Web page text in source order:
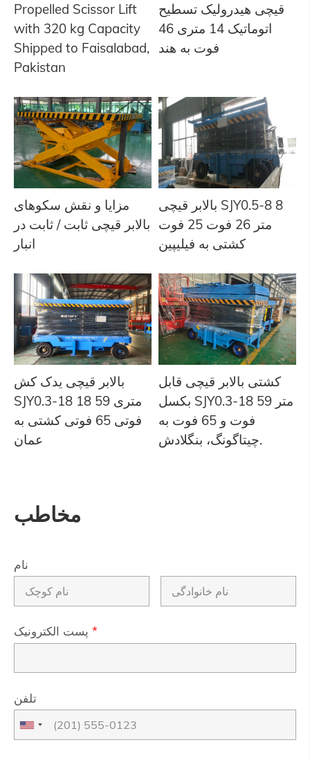
Propelled Scissor Lift
with 320 kg Capacity
Shipped to Faisalabad,
Pakistan
قیچی هیدرولیک تسطیح
اتوماتیک 14 متری 46
فوت به هند
مزایا و نقش سکوهای
بالابر قیچی ثابت / ثابت در
انبار
بالابر قیچی SJY0.5-8 8
متر 26 فوت 25 فوت
کشتی به فیلیپین
بالابر قیچی یدک کش
SJY0.3-18 18 متری 59
فوتی 65 فوتی کشتی به
عمان
کشتی بالابر قیچی قابل
بکسل SJY0.3-18 متر 59
فوت و 65 فوت به
چیتاگونگ، بنگلادش.
مخاطب
نام
*
تلفن